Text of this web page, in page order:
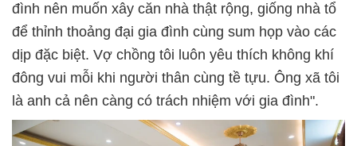
đình nên muốn xây căn nhà thật rộng, giống nhà tổ
để thỉnh thoảng đại gia đình cùng sum họp vào các
dịp đặc biệt. Vợ chồng tôi luôn yêu thích không khí
đông vui mỗi khi người thân cùng tề tựu. Ông xã tôi
là anh cả nên càng có trách nhiệm với gia đình".